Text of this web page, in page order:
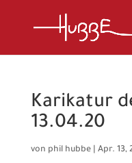
Karikatur
13.04.20
von phil hubbe| Apr. 13,